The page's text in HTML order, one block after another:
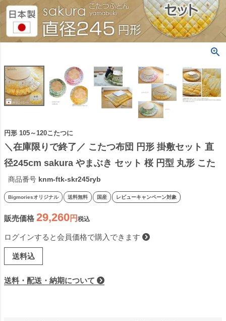
円形 105～120こたつに
＼在庫限りで終了／ こたつ布団 円形 掛敷セット 直
径245cm sakura やまぶき セット 桜 円型 丸形 こた
つ掛け布団 こたつふとん こたつ掛布団 組布団 イエ
ロー 国産 日本製 ビッグモリーズ
商品番号 knm-ftk-skr245ryb
Bigmoriesオリジナル 送料無料 国産 レビューキャンペーン対象
販売価格 29,260 税込
ログインすると会員価格で購入できます
送料込
送料・配送・納期について